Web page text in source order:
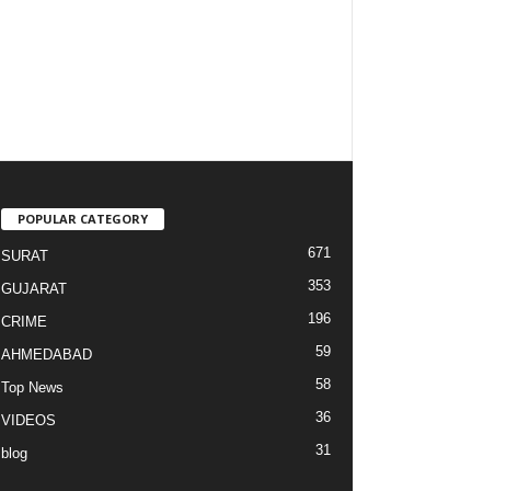
POPULAR CATEGORY
SURAT 671
GUJARAT 353
CRIME 196
AHMEDABAD 59
Top News 58
VIDEOS 36
blog 31